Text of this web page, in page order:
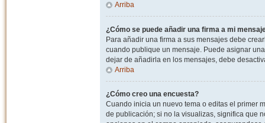
Arriba
¿Cómo se puede añadir una firma a mi
Para añadir una firma a sus mensajes debe
cuando publique un mensaje. Puede asignar
dejar de añadirla en los mensajes, debe
Arriba
¿Cómo creo una encuesta?
Cuando inicia un nuevo tema o editas el primer
de publicación; si no la visualizas, significa que